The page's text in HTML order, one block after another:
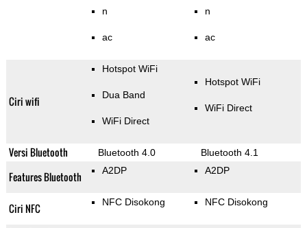
n
ac
n
ac
Ciri wifi
Hotspot WiFi
Dua Band
WiFi Direct
Hotspot WiFi
WiFi Direct
Versi Bluetooth Bluetooth 4.0 Bluetooth 4.1
Features Bluetooth A2DP A2DP
Ciri NFC NFC Disokong NFC Disokong